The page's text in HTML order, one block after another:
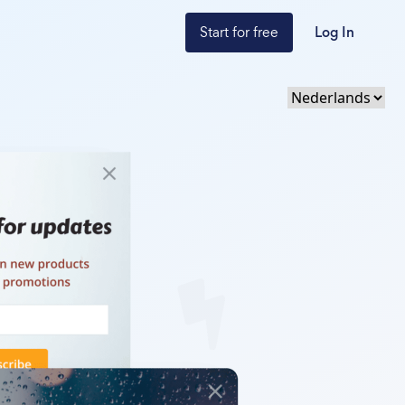
Start for free Log In